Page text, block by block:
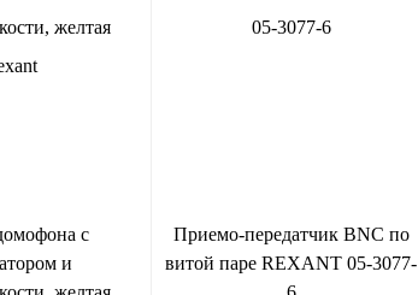
с
и
Приемо-передатчик BNC по
витой паре REXANT 05-3077-